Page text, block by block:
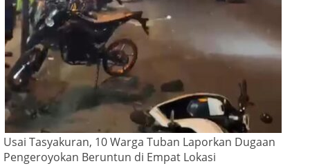
Usai Tasyakuran, 10 Warga Tuban Laporkan Dugaan
Pengeroyokan Beruntun di Empat Lokasi